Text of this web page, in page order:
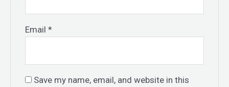
Email*
Save my name, email, and website in this